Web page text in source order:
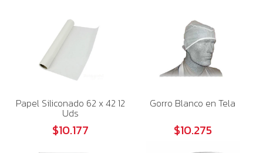
Papel Siliconado 62 x 42 12
Uds
$10.177
Gorro Blanco en Tela
$10.275